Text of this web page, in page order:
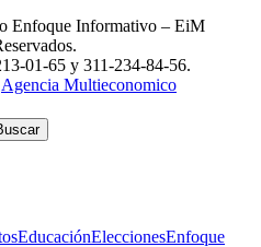
Enfoque Informativo – EiM
01-65 y 311-234-84-56.
Agencia Multieconomico
EducaciónEleccionesEnfoque